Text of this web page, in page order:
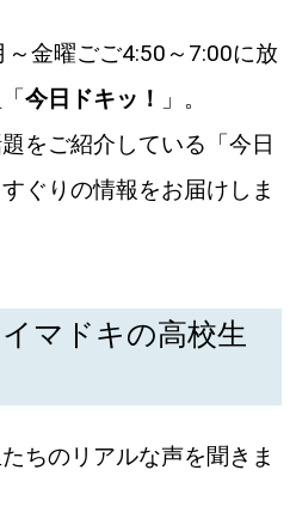
に触れたい】
～金曜ごご4:50～7:00に放
今日ドキッ！
」。
をご紹介している「今日
ぐりの情報をお届けしま
マドキの高校生
ちのリアルな声を聞きま